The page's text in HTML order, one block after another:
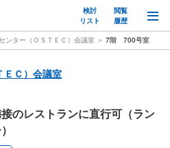
検討
リスト
閲覧
履歴
ンター（ＯＳＴＥＣ）会議室 7階 700号室
ＥＣ）会議室
のレストランに直行可（ラン